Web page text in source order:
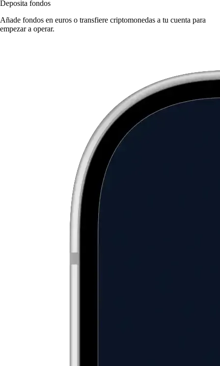
Deposita fondos
Añade fondos en euros o transfiere criptomonedas a tu cuenta para
empezar a operar.